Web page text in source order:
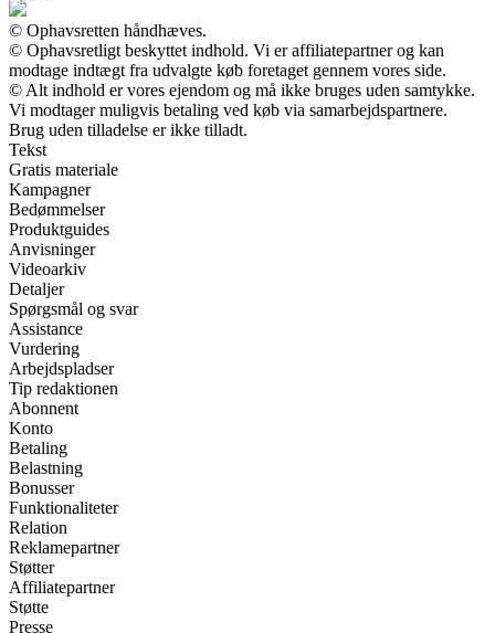
© Ophavsretten håndhæves.
© Ophavsretligt beskyttet indhold. Vi er affiliatepartner og kan
modtage indtægt fra udvalgte køb foretaget gennem vores side.
© Alt indhold er vores ejendom og må ikke bruges uden samtykke.
Vi modtager muligvis betaling ved køb via samarbejdspartnere.
Brug uden tilladelse er ikke tilladt.
Tekst
Gratis materiale
Kampagner
Bedømmelser
Produktguides
Anvisninger
Videoarkiv
Detaljer
Spørgsmål og svar
Assistance
Vurdering
Arbejdspladser
Tip redaktionen
Abonnent
Konto
Betaling
Belastning
Bonusser
Funktionaliteter
Relation
Reklamepartner
Støtter
Affiliatepartner
Støtte
Presse